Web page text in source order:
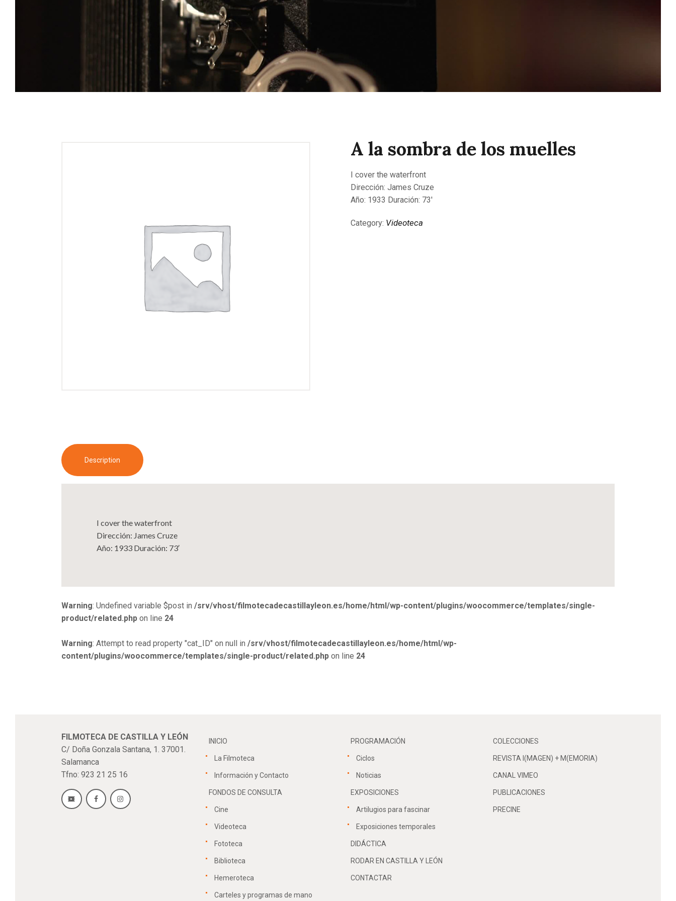
CONTACTAR
A la sombra de los muelles
I cover the waterfront
Dirección: James Cruze
Año: 1933 Duración: 73′
Category: Videoteca
Description
I cover the waterfront
Dirección: James Cruze
Año: 1933 Duración: 73′
Warning: Undefined variable $post in /srv/vhost/filmotecadecastillayleon.es/home/html/wp-content/plugins/woocommerce/templates/single-
product/related.php on line 24
Warning: Attempt to read property "cat_ID" on null in /srv/vhost/filmotecadecastillayleon.es/home/html/wp-
content/plugins/woocommerce/templates/single-product/related.php on line 24
FILMOTECA DE CASTILLA Y LEÓN
C/ Doña Gonzala Santana, 1. 37001.
Salamanca
Tfno: 923 21 25 16
INICIO
La Filmoteca
Información y Contacto
FONDOS DE CONSULTA
Cine
Videoteca
Fototeca
Biblioteca
Hemeroteca
Carteles y programas de mano
PROGRAMACIÓN
Ciclos
Noticias
EXPOSICIONES
Artilugios para fascinar
Exposiciones temporales
DIDÁCTICA
RODAR EN CASTILLA Y LEÓN
CONTACTAR
COLECCIONES
REVISTA I(MAGEN) + M(EMORIA)
CANAL VIMEO
PUBLICACIONES
PRECINE